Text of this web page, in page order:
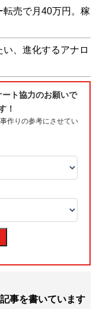
転売で月40万円。稼
、進化するアナロ
事を書いています